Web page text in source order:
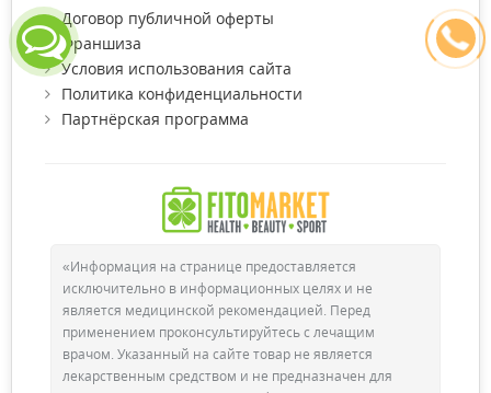
Договор публичной оферты
Франшиза
Условия использования сайта
Политика конфиденциальности
Партнёрская программа
«Информация на странице предоставляется
исключительно в информационных целях и не
является медицинской рекомендацией. Перед
применением проконсультируйтесь с лечащим
врачом. Указанный на сайте товар не является
лекарственным средством и не предназначен для